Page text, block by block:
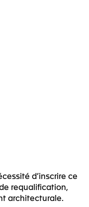
d’inscrire ce
requalification,
architecturale.